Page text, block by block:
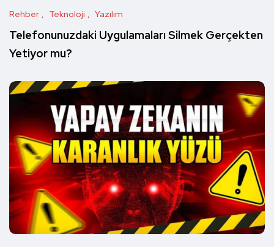
Rehber Teknoloji Yazılım
Telefonunuzdaki Uygulamaları Silmek Gerçekten
Yetiyor mu?